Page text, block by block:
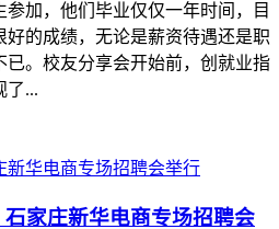
加，他们毕业仅仅一年时间，目
的成绩，无论是薪资待遇还是职
。校友分享会开始前，创就业指
了...
家庄新华电商专场招聘会